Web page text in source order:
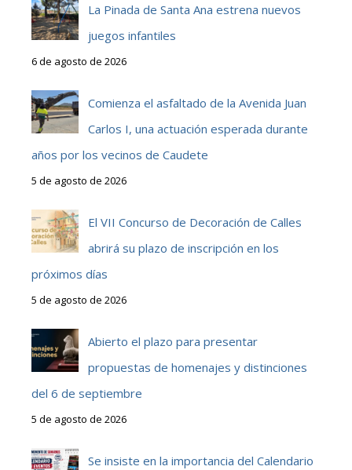
La Pinada de Santa Ana estrena nuevos
juegos infantiles
6 de agosto de 2026
Comienza el asfaltado de la Avenida Juan
Carlos I, una actuación esperada durante
años por los vecinos de Caudete
5 de agosto de 2026
El VII Concurso de Decoración de Calles
abrirá su plazo de inscripción en los
próximos días
5 de agosto de 2026
Abierto el plazo para presentar
propuestas de homenajes y distinciones
del 6 de septiembre
5 de agosto de 2026
Se insiste en la importancia del Calendario